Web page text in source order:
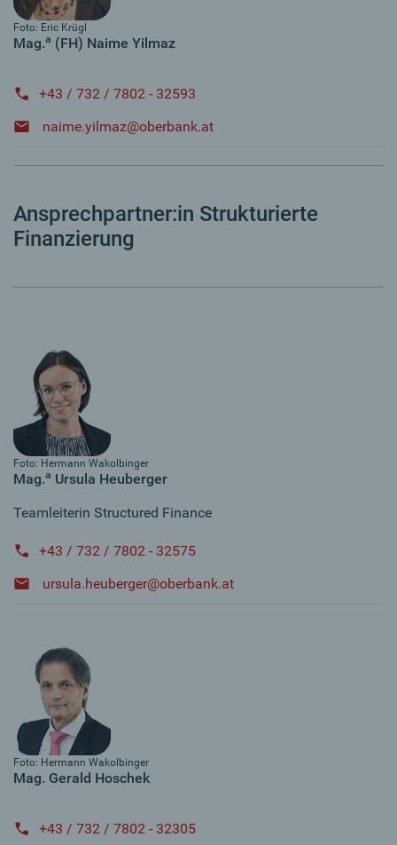
Foto: Eric Krügl
Mag.a (FH) Naime Yilmaz
+43 / 732 / 7802 - 32593
naime.yilmaz@oberbank.at
Ansprechpartner:in Strukturierte
Finanzierung
Foto: Hermann Wakolbinger
Mag.a Ursula Heuberger
Teamleiterin Structured Finance
+43 / 732 / 7802 - 32575
ursula.heuberger@oberbank.at
Foto: Hermann Wakolbinger
Mag. Gerald Hoschek
+43 / 732 / 7802 - 32305